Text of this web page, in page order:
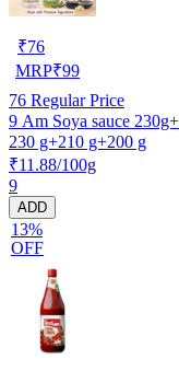
₹76
MRP₹99
76 Regular Price
9 Am Soya sauce
230 g+210 g+200 g
₹11.88/100g
9
ADD
13%
OFF